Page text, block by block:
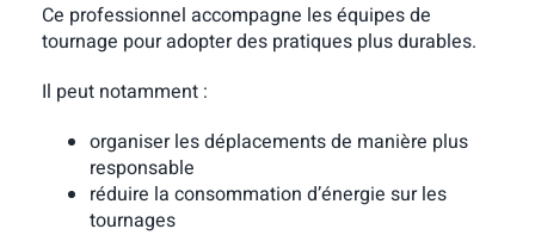
Ce professionnel accompagne les équipes de
tournage pour adopter des pratiques plus durables.
Il peut notamment :
organiser les déplacements de manière plus
responsable
réduire la consommation d’énergie sur les
tournages